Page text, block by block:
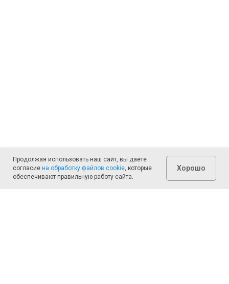
Продолжая использовать наш сайт, вы даете
согласие на обработку файлов cookie, которые
обеспечивают правильную работу сайта.
Хорошо